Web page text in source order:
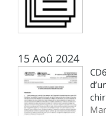
15 Aoû 2024